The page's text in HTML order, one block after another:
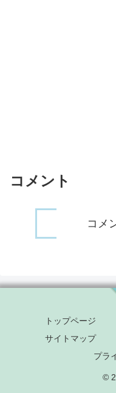
コメント
コメ
トップページ
サイトマップ
プラ
©